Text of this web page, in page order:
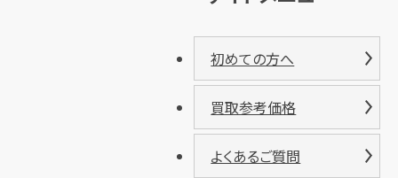
初めての方へ
買取参考価格
よくあるご質問